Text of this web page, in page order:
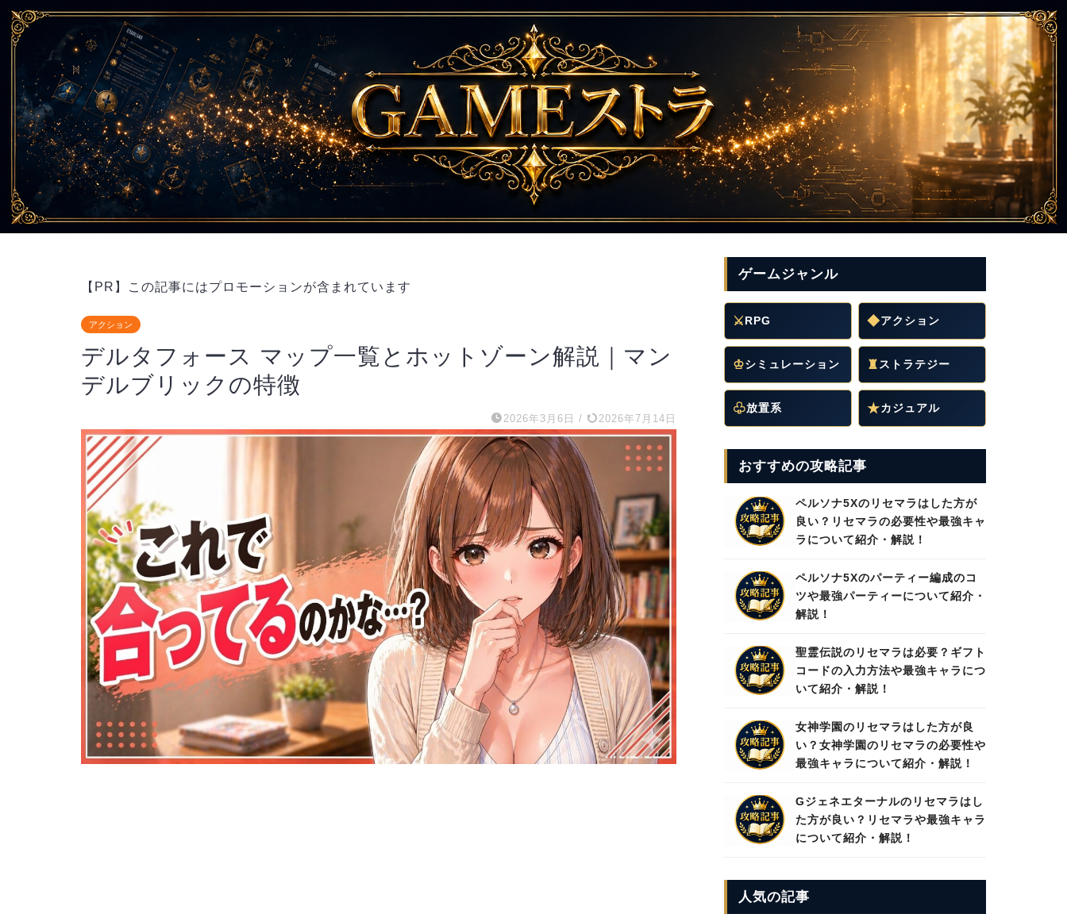
【PR】この記事にはプロモーションが含まれています
アクション
デルタフォース マップ一覧とホットゾーン解説｜マン
デルブリックの特徴
2026年3月6日 / 2026年7月14日
ゲームジャンル
⚔RPG ◆アクション
♔シミュレーション ♜ ストラテジー
♧放置系 ★カジュアル
おすすめの攻略記事
ペルソナ5Xのリセマラはした方が
良い？リセマラの必要性や最強キャ
ラについて紹介・解説！
ペルソナ5Xのパーティー編成のコ
ツや最強パーティーについて紹介・
解説！
聖霊伝説のリセマラは必要？ギフト
コードの入力方法や最強キャラにつ
いて紹介・解説！
女神学園のリセマラはした方が良
い？女神学園のリセマラの必要性や
最強キャラについて紹介・解説！
Gジェネエターナルのリセマラはし
た方が良い？リセマラや最強キャラ
について紹介・解説！
人気の記事